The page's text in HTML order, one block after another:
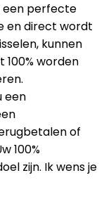
een perfecte
en direct wordt
kunnen
worden
een
of
100%
zijn. Ik wens je